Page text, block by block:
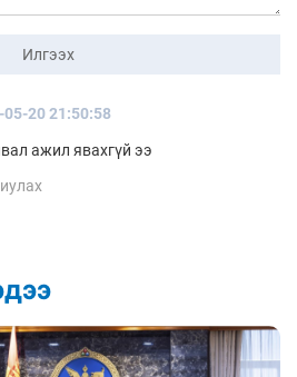
Илгээх
05-20 21:50:58
ажил явахгүй ээ